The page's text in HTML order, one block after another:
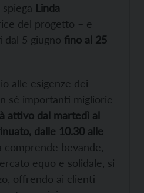
Linda
del progetto – e
dal 5 giugno fino al 25
alle esigenze dei
sé importanti migliorie
attivo dal martedì al
dalle 10.30 alle
comprende bevande,
equo e solidale, si
offrendo ai clienti